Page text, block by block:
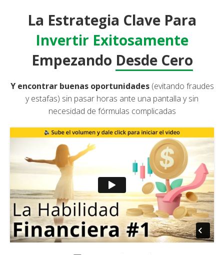
La Estrategia Clave Para
Invertir Exitosamente
Empezando Desde Cero
Y encontrar buenas oportunidades(evitando fraudes
y estafas) sin pasar horas ante una pantalla y sin
necesidad de fórmulas complicadas